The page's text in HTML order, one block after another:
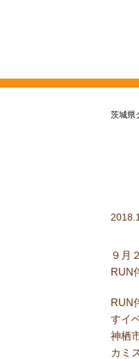
茨城県
９月
RUN
RUN
すイ
神栖
カミ